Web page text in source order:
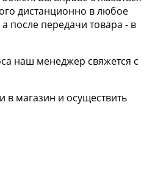
дистанционно в любое
после передачи товара - в
наш менеджер свяжется с
в магазин и осуществить